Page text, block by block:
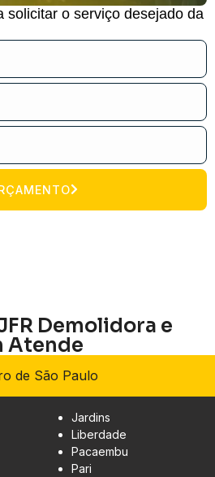
solicitar o serviço desejado da
Demolidora e
Atende
de São Paulo
Jardins
Liberdade
Pacaembu
Pari